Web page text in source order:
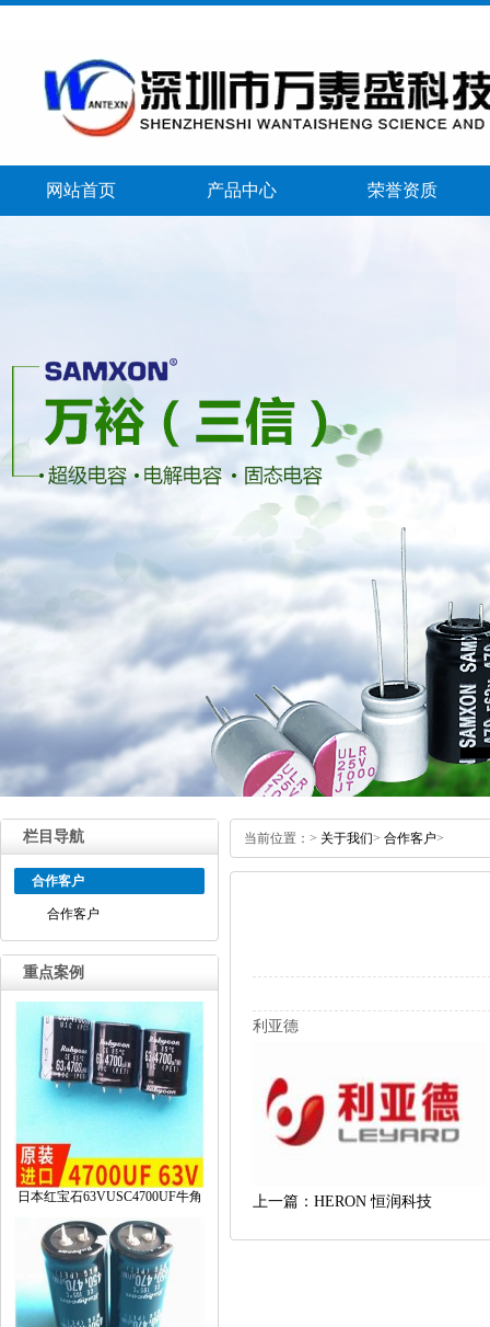
网站首页 产品中心 荣誉资质
栏目导航
合作客户
合作客户
重点案例
日本红宝石63VUSC4700UF牛角
当前位置： > 关于我们> 合作客户>
利亚德
上一篇：HERON恒润科技